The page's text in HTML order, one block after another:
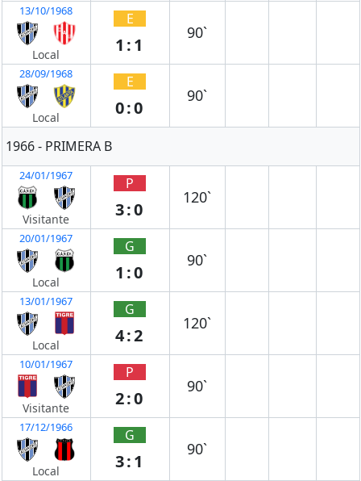
13/10/1968
Local
E
1:1
90`
28/09/1968
Local
E
0:0
90`
1966 - PRIMERA B
24/01/1967
Visitante
P
3:0
120`
20/01/1967
Local
G
1:0
90`
13/01/1967
Local
G
4:2
120`
10/01/1967
Visitante
P
2:0
90`
17/12/1966
Local
G
3:1
90`